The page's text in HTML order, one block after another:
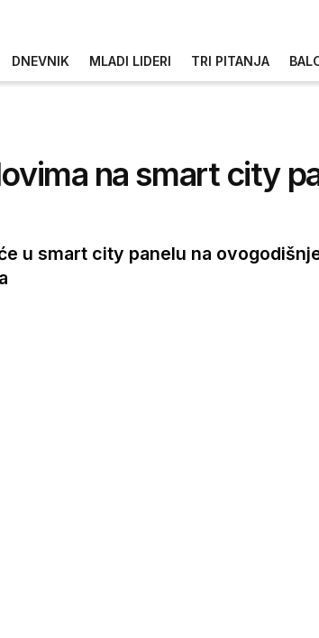
DNEVNIK MLADI LIDERI TRI PITANJA
na smart city
u smart city panelu na